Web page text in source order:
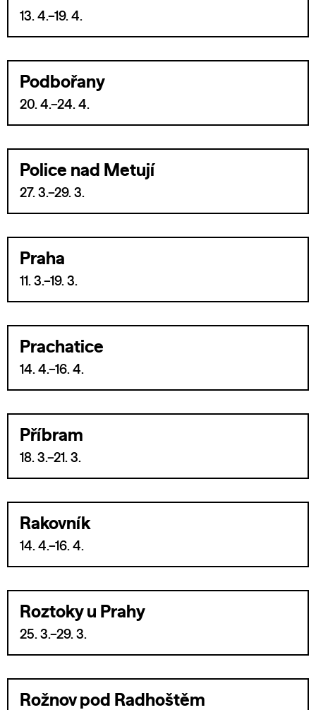
13. 4.–19. 4.
Podbořany
20. 4.–24. 4.
Police nad Metují
27. 3.–29. 3.
Praha
11. 3.–19. 3.
Prachatice
14. 4.–16. 4.
Příbram
18. 3.–21. 3.
Rakovník
14. 4.–16. 4.
Roztoky u Prahy
25. 3.–29. 3.
Rožnov pod Radhoštěm